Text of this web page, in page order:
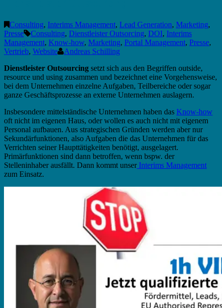
Consulting, Interims Management, Lead Generation, Marketing,
Presse
Consulting, Dienstleister Outsorcing, DOI, Interims
Management, Know-how, Marketing, Portal Management, Presse,
Vertrieb, Website
Andreas Schilling
Dienstleister Outsourcing setzt sich aus den Begriffen outside,
resource und using zusammen und bezeichnet eine Vorgehensweise,
bei dem Unternehmen einzelne Aufgaben, Teilbereiche oder sogar
ganze Geschäftsprozesse an externe Unternehmen auslagern.
Insbesondere mittelständische Unternehmen haben das Know-how
oft nicht im eigenen Haus, oder wollen es auch nicht mit eigenem
Personal aufbauen. Aus strategischen Gründen werden aber nur
Sekundärfunktionen, also Aufgaben die das Unternehmen für das
Verrichten seiner Haupttätigkeiten benötigt, ausgelagert.
Primärfunktionen sind dann betroffen, wenn bspw. der
Stelleninhaber ausfällt. Dann kommt unserInterims Management
zum Einsatz.